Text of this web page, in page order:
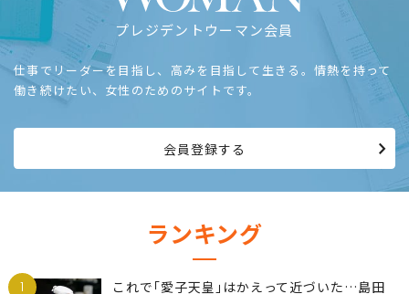
プレジデントウーマン会員
仕事でリーダーを目指し、高みを目指して生きる。情熱を持って
働き続けたい、女性のためのサイトです。
会員登録する
ランキング
1
これで｢愛子天皇｣はかえって近づいた…島田